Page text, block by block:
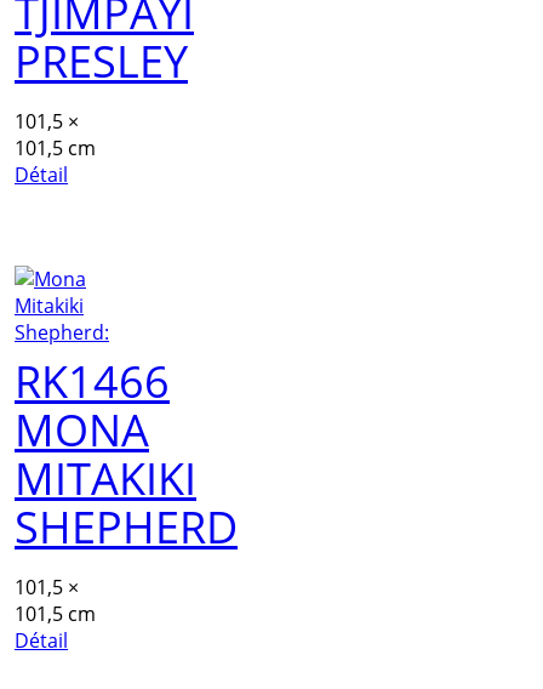
TJIMPAYI
PRESLEY
101,5 ×
101,5 cm
Détail
RK1466
MONA
MITAKIKI
SHEPHERD
101,5 ×
101,5 cm
Détail